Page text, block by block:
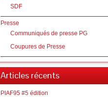
SDF
Presse
Communiqués de presse PG
Coupures de Presse
Articles récents
PIAF95 #5 édition